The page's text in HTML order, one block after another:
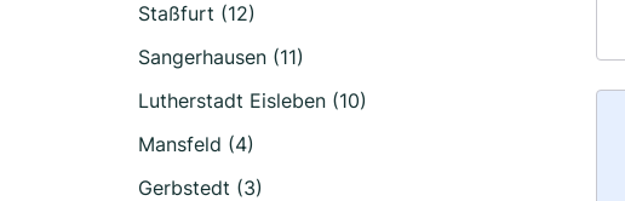
Staßfurt (12)
Sangerhausen (11)
Lutherstadt Eisleben (10)
Mansfeld (4)
Gerbstedt (3)